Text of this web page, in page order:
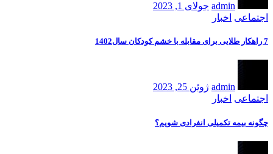
admin جولای 1, 2023
اجتماعی اخبار
7 راهکار طلایی برای مقابله با خشم کودکان سال1402
admin ژوئن 25, 2023
اجتماعی اخبار
چگونه بیمه تکمیلی انفرادی شویم؟